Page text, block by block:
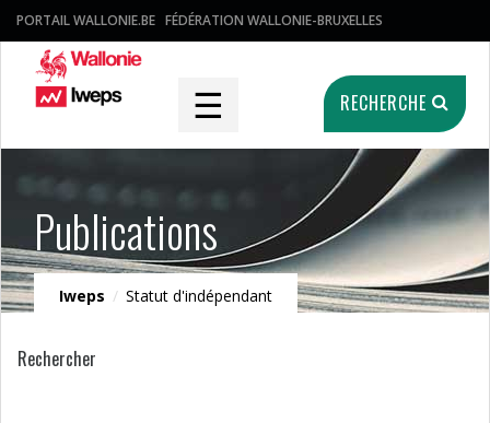
PORTAIL WALLONIE.BE FÉDÉRATION WALLONIE-BRUXELLES
☰ RECHERCHE
Publications
Iweps / Statut d'indépendant
Rechercher